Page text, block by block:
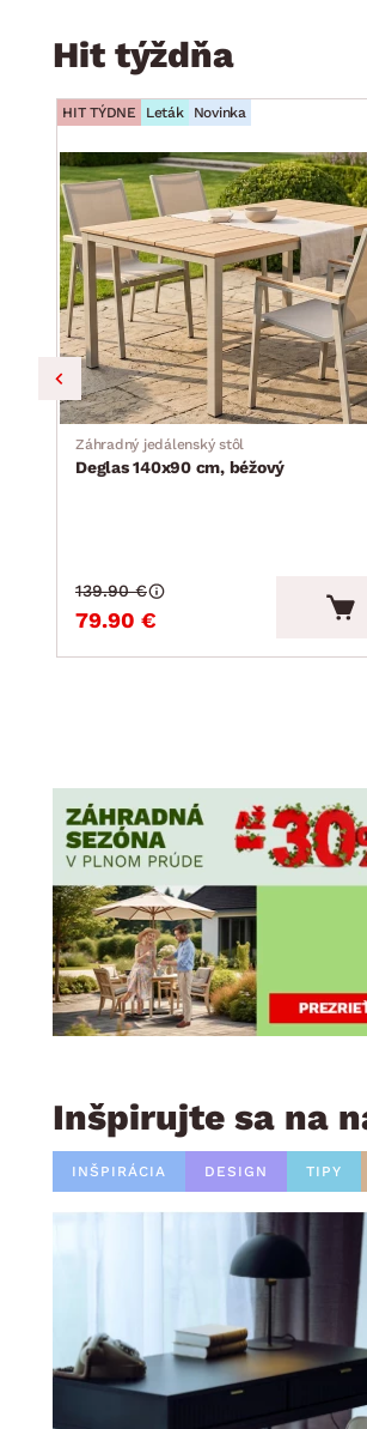
Hit týždňa
HIT TÝDNE Leták Novinka
Záhradný jedálenský stôl
Deglas 140x90 cm, béžový
79.90 €
139.90 €
Inšpirujte sa na
INŠPIRÁCIA DESIGN TIPY